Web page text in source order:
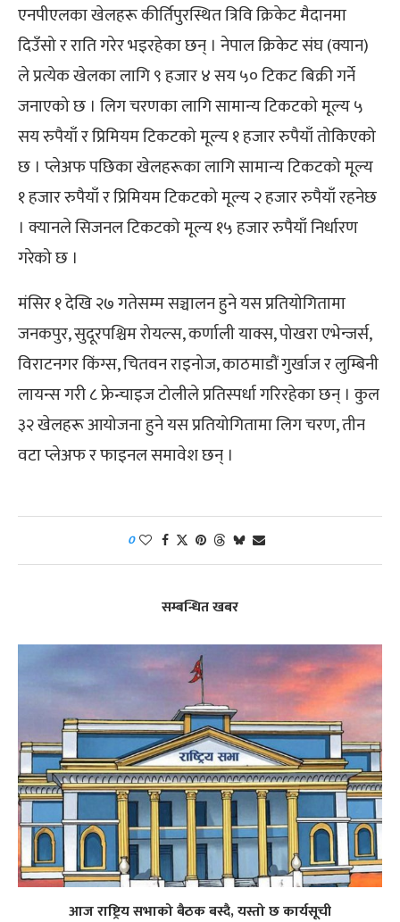
एनपीएलका खेलहरू कीर्तिपुरस्थित त्रिवि क्रिकेट मैदानमा
दिउँसो र राति गरेर भइरहेका छन् । नेपाल क्रिकेट संघ (क्यान)
ले प्रत्येक खेलका लागि ९ हजार ४ सय ५० टिकट बिक्री गर्ने
जनाएको छ । लिग चरणका लागि सामान्य टिकटको मूल्य ५
सय रुपैयाँ र प्रिमियम टिकटको मूल्य १ हजार रुपैयाँ तोकिएको
छ । प्लेअफ पछिका खेलहरूका लागि सामान्य टिकटको मूल्य
१ हजार रुपैयाँ र प्रिमियम टिकटको मूल्य २ हजार रुपैयाँ रहनेछ
। क्यानले सिजनल टिकटको मूल्य १५ हजार रुपैयाँ निर्धारण
गरेको छ ।
मंसिर १ देखि २७ गतेसम्म सञ्चालन हुने यस प्रतियोगितामा
जनकपुर, सुदूरपश्चिम रोयल्स, कर्णाली याक्स, पोखरा एभेन्जर्स,
विराटनगर किंग्स, चितवन राइनोज, काठमाडौं गुर्खाज र लुम्बिनी
लायन्स गरी ८ फ्रेन्चाइज टोलीले प्रतिस्पर्धा गरिरहेका छन् । कुल
३२ खेलहरू आयोजना हुने यस प्रतियोगितामा लिग चरण, तीन
वटा प्लेअफ र फाइनल समावेश छन् ।
0
सम्बन्धित खबर
आज राष्ट्रिय सभाको बैठक बस्दै, यस्तो छ कार्यसूची